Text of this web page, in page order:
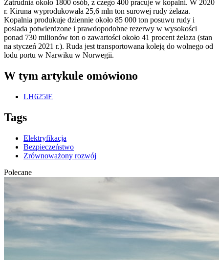
Zatrudnia około 1800 osób, z czego 400 pracuje w kopalni. W 2020
r. Kiruna wyprodukowała 25,6 mln ton surowej rudy żelaza.
Kopalnia produkuje dziennie około 85 000 ton posuwu rudy i
posiada potwierdzone i prawdopodobne rezerwy w wysokości
ponad 730 milionów ton o zawartości około 41 procent żelaza (stan
na styczeń 2021 r.). Ruda jest transportowana koleją do wolnego od
lodu portu w Narwiku w Norwegii.
W tym artykule omówiono
LH625iE
Tags
Elektryfikacja
Bezpieczeństwo
Zrównoważony rozwój
Polecane